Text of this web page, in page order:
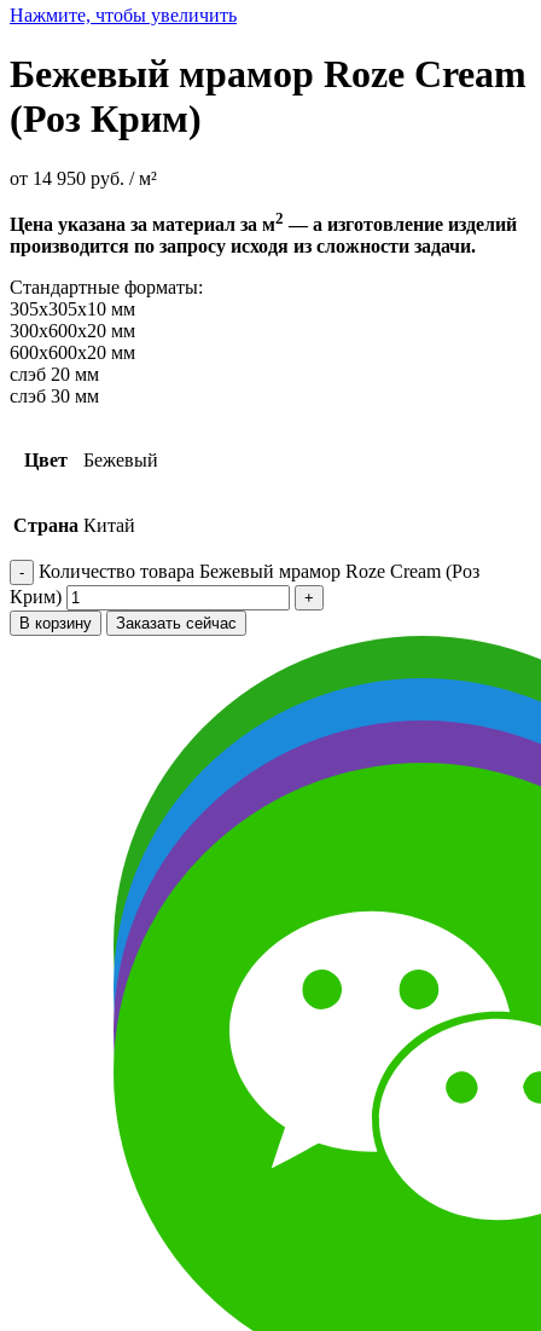
Нажмите, чтобы увеличить
Бежевый мрамор Roze Cream
(Роз Крим)
от 14 950 руб. / м²
Цена указана за материал за м2 — а изготовление изделий
производится по запросу исходя из сложности задачи.
Стандартные форматы:
305х305х10 мм
300х600х20 мм
600х600х20 мм
слэб 20 мм
слэб 30 мм
Цвет Бежевый
Страна Китай
Количество товара Бежевый мрамор Roze Cream (Роз
Крим)
В корзину Заказать сейчас